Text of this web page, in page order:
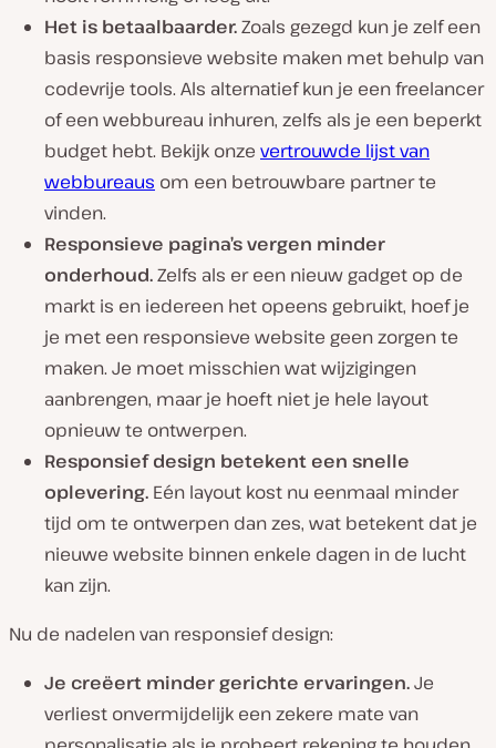
Het is betaalbaarder.Zoals gezegd kun je zelf een
basis responsieve website maken met behulp van
codevrije tools. Als alternatief kun je een freelancer
of een webbureau inhuren, zelfs als je een beperkt
budget hebt. Bekijk onze vertrouwde lijst van
webbureaus om een betrouwbare partner te
vinden.
Responsieve pagina’s vergen minder
onderhoud.Zelfs als er een nieuw gadget op de
markt is en iedereen het opeens gebruikt, hoef je
je met een responsieve website geen zorgen te
maken. Je moet misschien wat wijzigingen
aanbrengen, maar je hoeft niet je hele layout
opnieuw te ontwerpen.
Responsief design betekent een snelle
oplevering. Eén layout kost nu eenmaal minder
tijd om te ontwerpen dan zes, wat betekent dat je
nieuwe website binnen enkele dagen in de lucht
kan zijn.
Nu de nadelen van responsief design:
Je creëert minder gerichte ervaringen.Je
verliest onvermijdelijk een zekere mate van